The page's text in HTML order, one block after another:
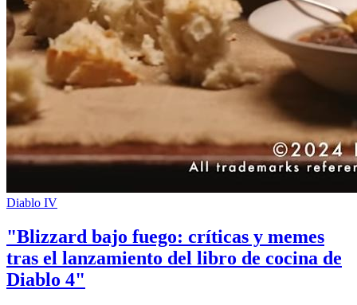
Diablo IV
"Blizzard bajo fuego: críticas y memes
tras el lanzamiento del libro de cocina de
Diablo 4"